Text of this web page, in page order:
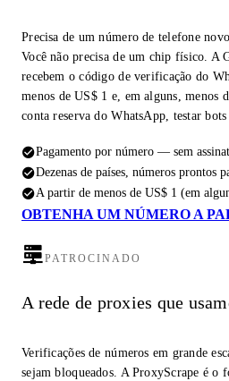
Precisa de um número de telefone
Você não precisa de um chip físico. A
recebem o código de verificação do
menos de US$ 1 e, em alguns, menos
conta reserva do WhatsApp, testar
Pagamento por número — sem
Dezenas de países, números prontos
A partir de menos de US$ 1 (em
OBTENHA UM NÚMERO A
PATROCINADO
A rede de proxies que
Verificações de números em grande
sejam bloqueados. A ProxyScrape é o